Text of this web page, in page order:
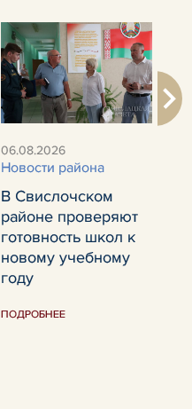
06.08.2026
Новости района
В Свислочском
районе проверяют
готовность школ к
новому учебному
году
ПОДРОБНЕЕ